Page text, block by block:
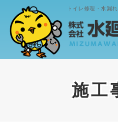
トイレ修理・水漏
施工